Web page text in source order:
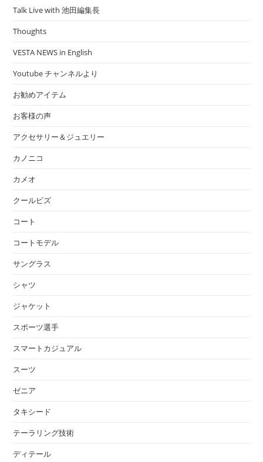
Talk Live with 池田編集長
Thoughts
VESTA NEWS in English
Youtube チャンネルより
お勧めアイテム
お客様の声
アクセサリー＆ジュエリー
カノニコ
カメオ
クールビズ
コート
コートモデル
サングラス
シャツ
ジャケット
スポーツ選手
スマートカジュアル
スーツ
ゼニア
タキシード
テーラリング技術
ディテール